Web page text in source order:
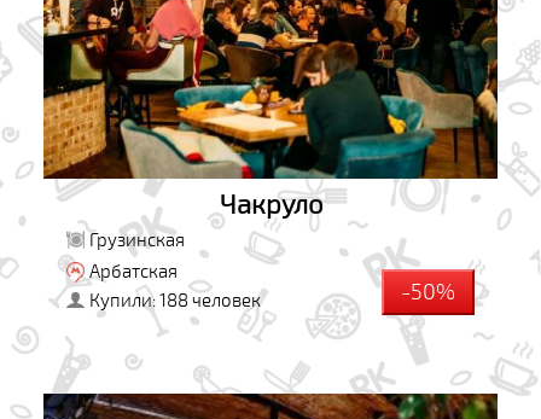
Чакруло
Грузинская
Арбатская
Купили: 188 человек
-50%